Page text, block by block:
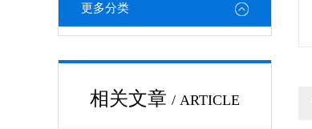
更多分类
相关文章 / ARTICLE